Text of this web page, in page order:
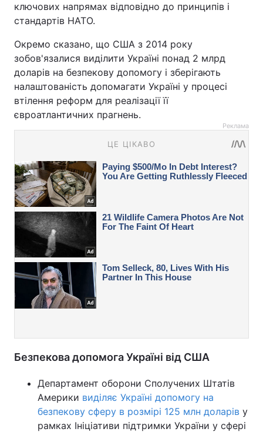
ключових напрямах відповідно до принципів і
стандартів НАТО.
Окремо сказано, що США з 2014 року
зобов'язалися виділити Україні понад 2 млрд
доларів на безпекову допомогу і зберігають
налаштованість допомагати Україні у процесі
втілення реформ для реалізації її
євроатлантичних прагнень.
Реклама
Безпекова допомога Україні від США
Департамент оборони Сполучених Штатів
Америки виділяє Україні допомогу на
безпекову сферу в розмірі 125 млн доларів у
рамках Ініціативи підтримки України у сфері